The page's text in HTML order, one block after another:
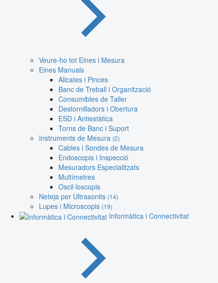
Veure-ho tot Eines i Mesura
Eines Manuals
Alicates i Pinces
Banc de Treball i Organització
Consumibles de Taller
Destornilladors i Obertura
ESD i Antiestàtica
Torns de Banc i Suport
Instruments de Mesura (2)
Cables i Sondes de Mesura
Endoscopis i Inspecció
Mesuradors Especialitzats
Multímetres
Oscil·loscopis
Neteja per Ultrasonits (14)
Lupes i Microscopis (19)
Informàtica i Connectivitat